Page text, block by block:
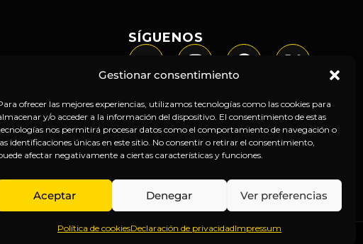
Gestionar consentimiento
ofrecer las mejores experiencias, utilizamos tecnologías como las cookies para
y/o acceder a la información del dispositivo. El consentimiento de estas
nos permitirá procesar datos como el comportamiento de navegación o
identificaciones únicas en este sitio. No consentir o retirar el consentimiento,
afectar negativamente a ciertas características y funciones.
Aceptar Denegar Ver preferencias
Política de cookiesDeclaración de privacidadImpressum
SÍGUENOS